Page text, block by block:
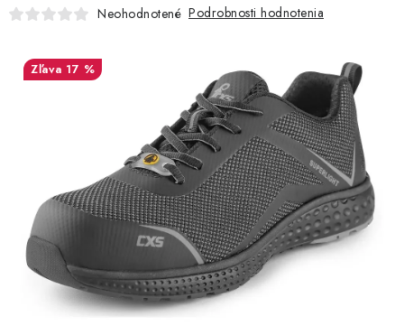
IMPREGNÁCIA A OCHRANA
BEZPEČNOSTNÉ NORMY A SYMBOLY
BLOG
KONTAKT
Neohodnotené Podrobnosti hodnotenia
17 %